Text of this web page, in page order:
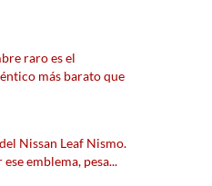
raro es el
más barato que
Nissan Leaf Nismo.
emblema, pesa...